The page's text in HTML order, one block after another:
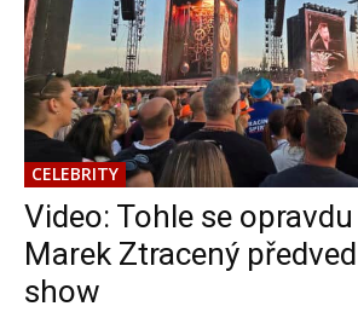
CELEBRITY
Video: Tohle se
Marek Ztracený
show